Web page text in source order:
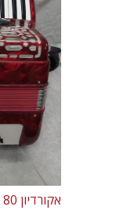
אקורדיון 80 בס GUERRINI